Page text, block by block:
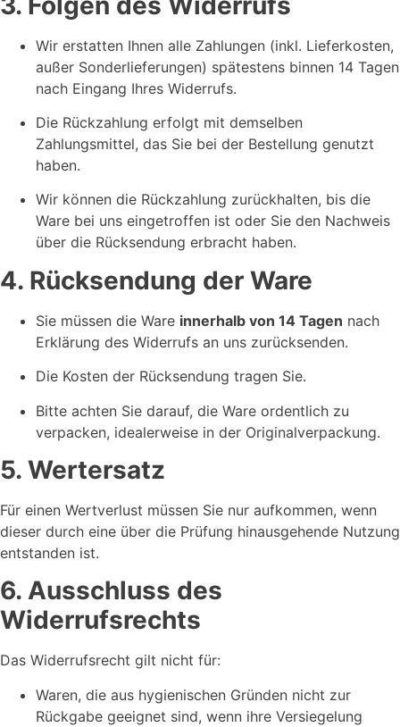
Wir erstatten Ihnen alle Zahlungen (inkl. Lieferkosten,
außer Sonderlieferungen) spätestens binnen 14 Tagen
nach Eingang Ihres Widerrufs.
Die Rückzahlung erfolgt mit demselben
Zahlungsmittel, das Sie bei der Bestellung genutzt
haben.
Wir können die Rückzahlung zurückhalten, bis die
Ware bei uns eingetroffen ist oder Sie den Nachweis
über die Rücksendung erbracht haben.
4. Rücksendung der Ware
Sie müssen die Ware innerhalb von 14 Tagen nach
Erklärung des Widerrufs an uns zurücksenden.
Die Kosten der Rücksendung tragen Sie.
Bitte achten Sie darauf, die Ware ordentlich zu
verpacken, idealerweise in der Originalverpackung.
5. Wertersatz
Für einen Wertverlust müssen Sie nur aufkommen, wenn
dieser durch eine über die Prüfung hinausgehende Nutzung
entstanden ist.
6. Ausschluss des
Widerrufsrechts
Das Widerrufsrecht gilt nicht für:
Waren, die aus hygienischen Gründen nicht zur
Rückgabe geeignet sind, wenn ihre Versiegelung